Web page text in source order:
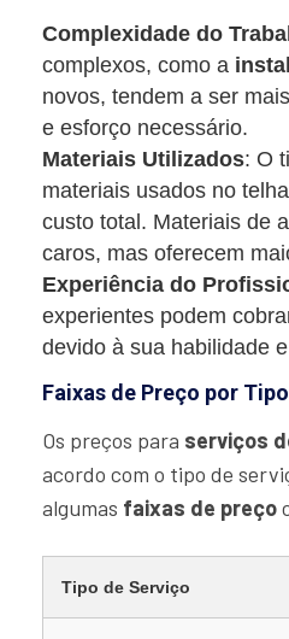
Complexidade do
complexos, como a
novos, tendem a ser
e esforço necessário.
Materiais Utilizados: O
materiais usados no
custo total. Materiais de
caros, mas oferecem
Experiência do
experientes podem
devido à sua habilidade
Faixas de Preço por
Os preços para serviços
acordo com o tipo de
algumas faixas de preço
Tipo de Serviço